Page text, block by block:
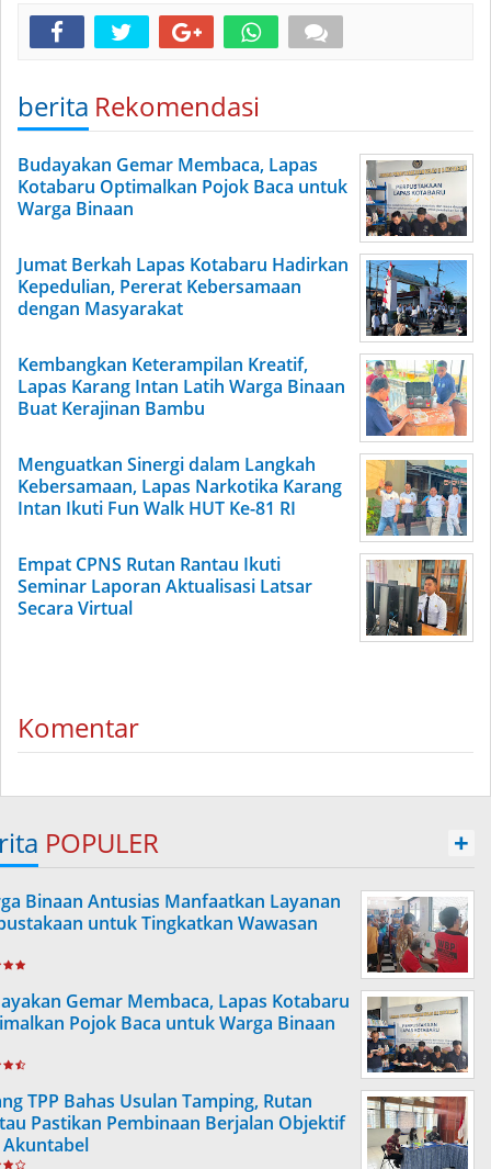
berita Rekomendasi
Budayakan Gemar Membaca, Lapas
Kotabaru Optimalkan Pojok Baca untuk
Warga Binaan
Jumat Berkah Lapas Kotabaru Hadirkan
Kepedulian, Pererat Kebersamaan
dengan Masyarakat
Kembangkan Keterampilan Kreatif,
Lapas Karang Intan Latih Warga Binaan
Buat Kerajinan Bambu
Menguatkan Sinergi dalam Langkah
Kebersamaan, Lapas Narkotika Karang
Intan Ikuti Fun Walk HUT Ke-81 RI
Empat CPNS Rutan Rantau Ikuti
Seminar Laporan Aktualisasi Latsar
Secara Virtual
Komentar
POPULER +
Binaan Antusias Manfaatkan Layanan
untuk Tingkatkan Wawasan
Gemar Membaca, Lapas Kotabaru
Pojok Baca untuk Warga Binaan
TPP Bahas Usulan Tamping, Rutan
Pastikan Pembinaan Berjalan Objektif